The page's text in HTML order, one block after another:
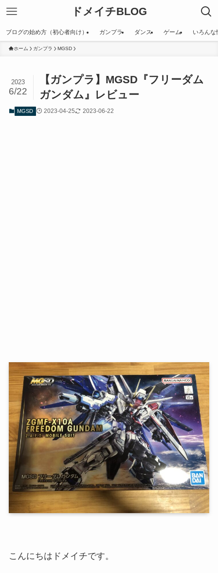
ドメイチBLOG
ブログの始め方（初心者向け） ガンプラ ダンス ゲーム いろんな
ホーム ガンプラ MGSD
【ガンプラ】MGSD『フリーダム
ガンダム』レビュー
2023
6/22
MGSD 2023-04-25 2023-06-22
こんにちはドメイチです。